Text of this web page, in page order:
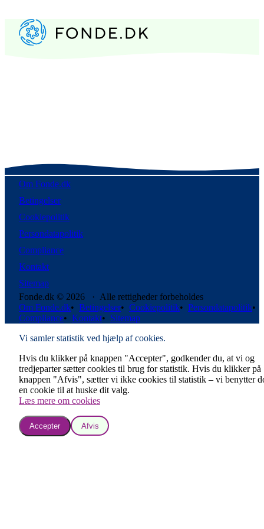
Om Fonde.dk
Betingelser
Cookiepolitik
Persondatapolitik
Compliance
Kontakt
Sitemap
Fonde.dk © 2026 · Alle rettigheder forbeholdes
Om Fonde.dk• Betingelser• Cookiepolitik• Persondatapolitik•
Compliance• Kontakt• Sitemap
Vi samler statistik ved hjælp af cookies.
Hvis du klikker på knappen "Accepter", godkender du, at vi og
tredjeparter sætter cookies til brug for statistik. Hvis du klikker på
knappen "Afvis", sætter vi ikke cookies til statistik – vi benytter
en cookie til at huske dit valg.
Læs mere om cookies
Accepter Afvis